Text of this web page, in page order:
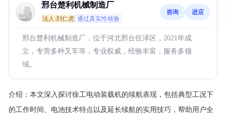
邢台楚利机械制造厂
法人:刘仁虎 通过真实性核验
咨询 进店
邢台楚利机械制造厂，位于河北邢台任泽区，2021年成
立，专营多种叉车等，专业权威，经验丰富，服务多领
域。
介绍： 本文深入探讨徐工电动装载机的续航表现，包括典型工况下
的工作时间、电池技术特点以及延长续航的实用技巧，帮助用户全